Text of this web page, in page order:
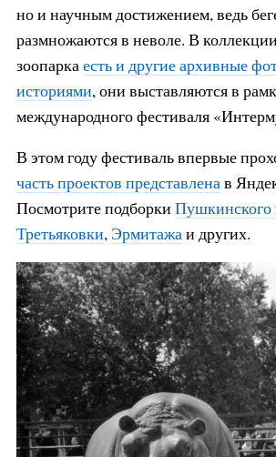
но и научным достижением, ведь
размножаются в неволе. В
зоопарка есть и другие архивные
историями, они выставляются в
международного фестиваля
В этом году фестиваль впервые
часть проектов представленав
Посмотрите подборки Пушкинского
Третьяковки, Эрмитажаи других.